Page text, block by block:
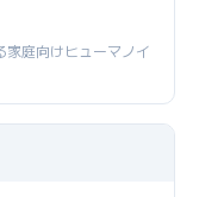
家庭向けヒューマノイ